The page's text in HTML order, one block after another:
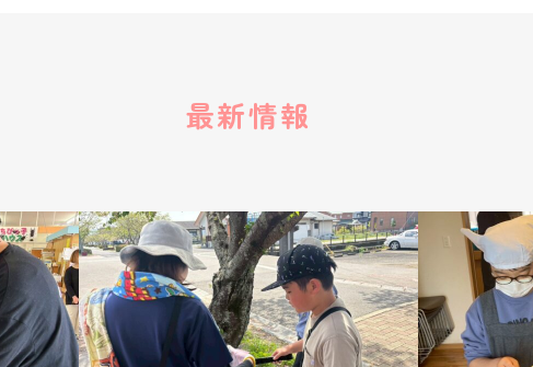
最新情報